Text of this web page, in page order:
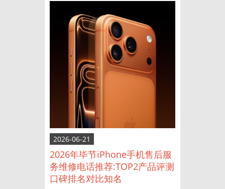
2026-06-21
2026年毕节iPhone手机售后服
务维修电话推荐:TOP2产品评测
口碑排名对比知名